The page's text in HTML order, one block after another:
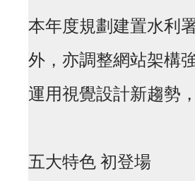
本年度規劃建置水利
外，亦調整網站架構
運用視覺設計新趨勢
五大特色 初登場